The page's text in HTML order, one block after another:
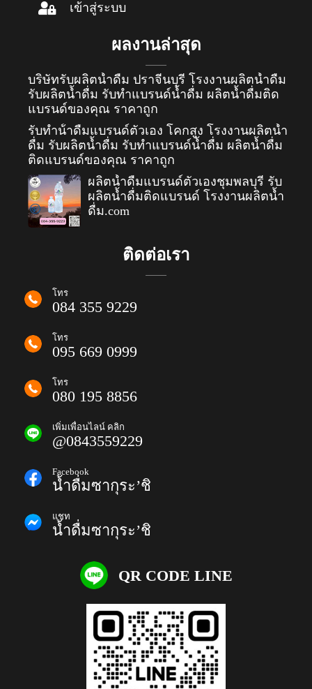
เข้าสู่ระบบ
ผลงานล่าสุด
บริษัทรับผลิตน้ำดื่ม ปราจีนบุรี โรงงานผลิตน้ำดื่ม
รับผลิตน้ำดื่ม รับทำแบรนด์น้ำดื่ม ผลิตน้ำดื่มติด
แบรนด์ของคุณ ราคาถูก
รับทําน้ําดื่มแบรนด์ตัวเอง โคกสูง โรงงานผลิตน้ำ
ดื่ม รับผลิตน้ำดื่ม รับทำแบรนด์น้ำดื่ม ผลิตน้ำดื่ม
ติดแบรนด์ของคุณ ราคาถูก
ผลิตน้ำดื่มแบรนด์ตัวเองชุมพลบุรี รับ
ผลิตน้ำดื่มติดแบรนด์ โรงงานผลิตน้ำ
ดื่ม.com
ติดต่อเรา
โทร
084 355 9229
โทร
095 669 0999
โทร
080 195 8856
เพิ่มเพื่อนไลน์ คลิก
@0843559229
Facebook
น้ำดื่มซากุระ’ชิ
แชท
น้ำดื่มซากุระ’ชิ
QR CODE LINE